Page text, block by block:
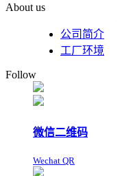
About us
公司简介
工厂环境
Follow
微信二维码
Wechat QR